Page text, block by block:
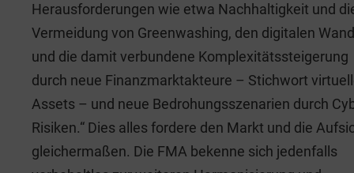
Herausforderungen wie etwa Nachhaltigkeit und
Vermeidung von Greenwashing, den digitalen
und die damit verbundene Komplexitätssteigerung
durch neue Finanzmarktakteure – Stichwort
Assets – und neue Bedrohungsszenarien durch
Risiken.“ Dies alles fordere den Markt und die
gleichermaßen. Die FMA bekenne sich jedenfalls